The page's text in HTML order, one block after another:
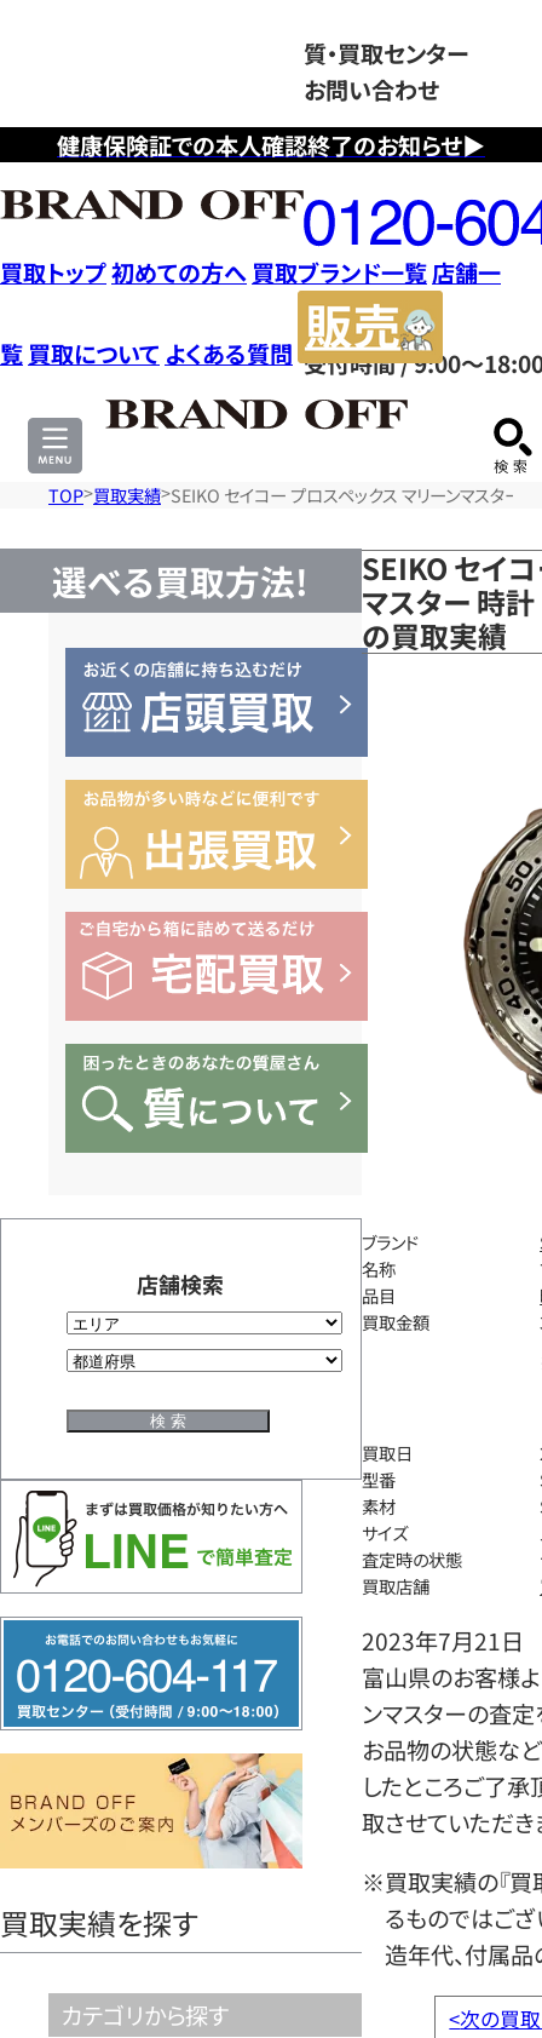
健康保険証での本人確認終了のお知らせ▶
質・買取センター
お問い合わせ
フ
リ
ー
ダ
イ
ヤ
ル
0120604117
受付時間 / 9:00～
買取トップ初めての方へ 買取ブランド一覧店舗一
覧 買取について よくある質問
サ
TOP 買取実績 SEIKO セイコー プロスペックス マリーンマスタ
選べる買取方法!
店舗検索
リ
ー
ヤ
買取実績を探す
カテゴリから探す
SEIKO セイ
マスター 時
の買取実績
ブランド
名称
品目
買取金額
買取日
型番
素材
サイズ
査定時の状態
買取店舗
2023年7月21日
富山県のお客様
ンマスターの査定
お品物の状態など
したところご了
取させていただき
※買取実績の『買
るものではござ
造年代、付属品
<次の買